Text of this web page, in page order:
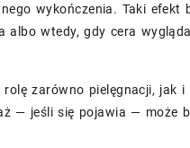
wykończenia. Taki efekt
albo wtedy, gdy cera
zarówno pielęgnacji, jak i
— jeśli się pojawia — może